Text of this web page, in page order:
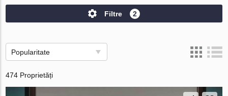
Filtre 2
Popularitate
474 Proprietăți